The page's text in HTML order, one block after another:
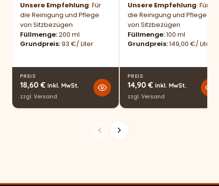
Unsere Empfehlung: Für
die Reinigung und Pflege
von Sitzbezügen
Füllmenge 200 ml
Grundpreis 93 €/ Liter
PREIS
18,60 € inkl. MwSt.
zzgl.Versand
Unsere Empfehlung: Für
die Reinigung und Pflege
von Sitzbezügen
Füllmenge 100 ml
Grundpreis 149,00 €/ Liter
PREIS
14,90 € inkl. MwSt.
zzgl.Versand